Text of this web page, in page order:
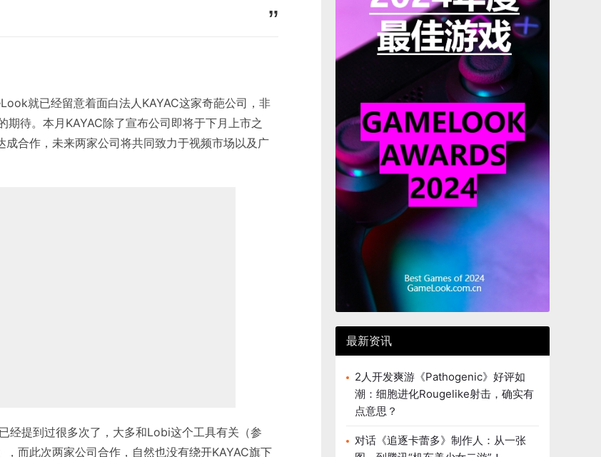
就已经留意着面白法人KAYAC这家奇葩公司，非
期待。本月KAYAC除了宣布公司即将于下月上市之
合作，未来两家公司将共同致力于视频市场以及广
经提到过很多次了，大多和Lobi这个工具有关（参
，而此次两家公司合作，自然也没有绕开KAYAC旗下
最新资讯
2人开发爽游《Pathogenic》好评如
潮：细胞进化Rougelike射击，确实有
点意思？
对话《追逐卡蕾多》制作人：从一张